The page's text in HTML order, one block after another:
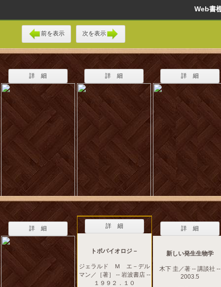
Web
前を表示 次を表示
詳 細 詳 細 詳 細
詳 細 詳 細
トポバイオロジ－
ジェラルド Ｍ エ－デル
マン／［著］ -- 岩波書店 --
１９９２．１０
詳 細
新しい発生生物学
木下 圭／著 -- 講談社 --
2003.5